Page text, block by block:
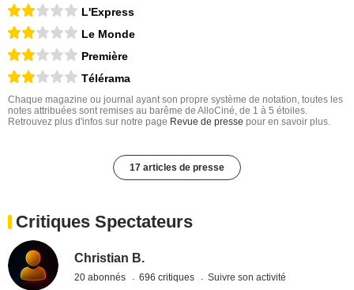
L'Express
Le Monde
Première
Télérama
Chaque magazine ou journal ayant son propre système de notation, toutes les
notes attribuées sont remises au barême de AlloCiné, de 1 à 5 étoiles.
Retrouvez plus d'infos sur notre page Revue de presse pour en savoir plus.
17 articles de presse
Critiques Spectateurs
Christian B.
20 abonnés 696 critiques Suivre son activité